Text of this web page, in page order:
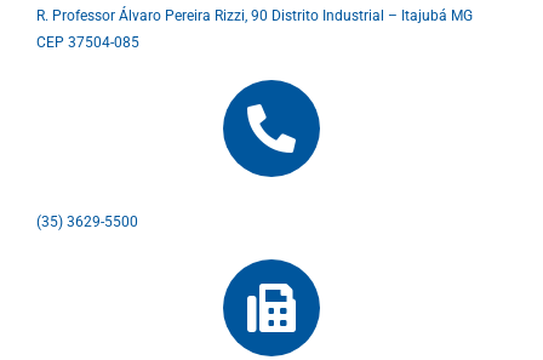
R. Professor Álvaro Pereira Rizzi, 90 Distrito Industrial – Itajubá MG
CEP 37504-085
(35) 3629-5500